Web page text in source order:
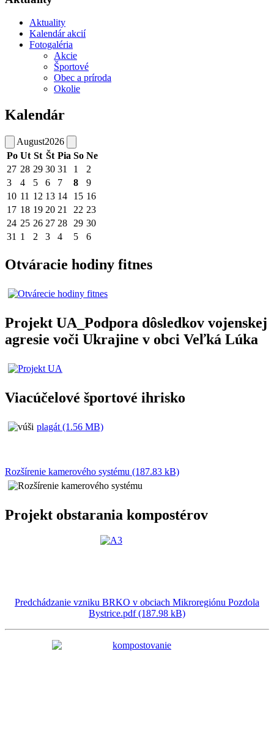
Aktuality
Kalendár akcií
Fotogaléria
Akcie
Športové
Obec a príroda
Okolie
Kalendár
August2026
Po Ut St Št Pia So Ne
27 28 29 30 31 1
2
3
4 5 6 7 8
9
10 11 12 13 14 15 16
17 18 19 20 21 22 23
24 25 26 27 28 29 30
31 1 2 3 4 5 6
Otváracie hodiny fitnes
Projekt UA_Podpora dôsledkov vojenskej
agresie voči Ukrajine v obci Veľká Lúka
Viacúčelové športové ihrisko
plagát (1.56 MB)
Rozšírenie kamerového systému (187.83 kB)
Projekt obstarania kompostérov
Predchádzanie vzniku BRKO v obciach Mikroregiónu Pozdola
Bystrice.pdf (187.98 kB)